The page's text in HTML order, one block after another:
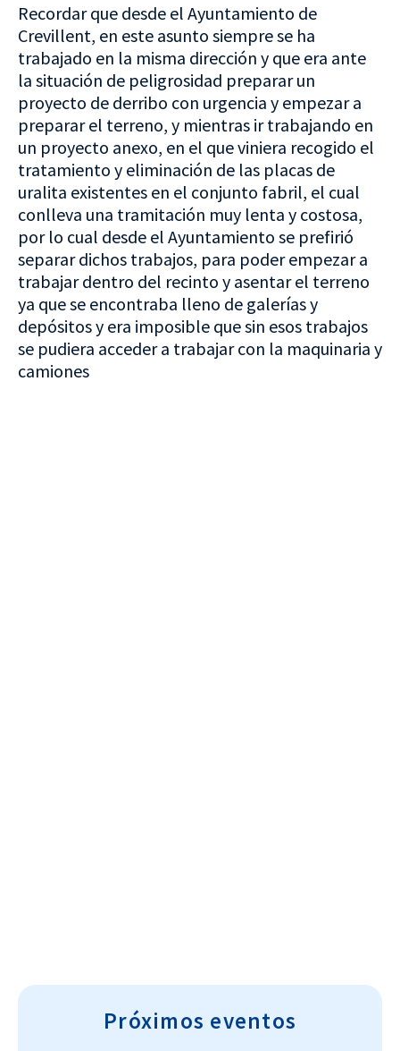
Recordar que desde el Ayuntamiento de
Crevillent, en este asunto siempre se ha
trabajado en la misma dirección y que era ante
la situación de peligrosidad preparar un
proyecto de derribo con urgencia y empezar a
preparar el terreno, y mientras ir trabajando en
un proyecto anexo, en el que viniera recogido el
tratamiento y eliminación de las placas de
uralita existentes en el conjunto fabril, el cual
conlleva una tramitación muy lenta y costosa,
por lo cual desde el Ayuntamiento se prefirió
separar dichos trabajos, para poder empezar a
trabajar dentro del recinto y asentar el terreno
ya que se encontraba lleno de galerías y
depósitos y era imposible que sin esos trabajos
se pudiera acceder a trabajar con la maquinaria y
camiones
Próximos eventos